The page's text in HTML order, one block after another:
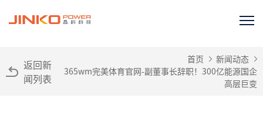
返回新
闻列表
首页
新闻动态
365wm完美体育官网-副董事长辞职！300亿能源国企
高层巨变